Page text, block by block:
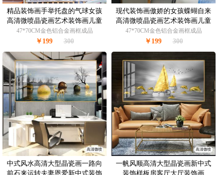
精品装饰画手举托盘的气球女孩
高清微喷晶瓷画艺术装饰画儿童
房挂画
47*70CM金色铝合金画框成品
￥199 300
现代装饰画傲娇的女孩蝶蝴自来
高清微喷晶瓷画艺术装饰画儿童
房挂画
47*70CM金色铝合金画框成品
￥199 300
高清微喷
中式风水高清大型晶瓷画一路向
前石来运转夫妻恩爱新中式装饰
高清微喷
一帆风顺高清大型晶瓷画新中式
装饰样板房客厅大厅装饰画